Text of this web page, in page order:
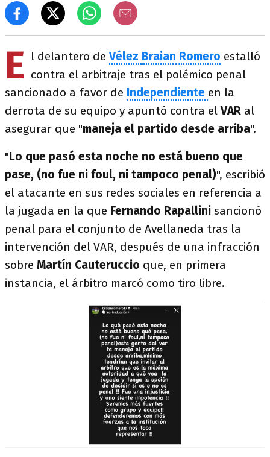
E l delantero deVélez Braian Romero estalló
contra el arbitraje tras el polémico penal
sancionado a favor de Independiente en la
derrota de su equipo y apuntó contra elVAR al
asegurar que "maneja el partido desde arriba".
"Lo que pasó esta noche no está bueno que
pase, (no fue ni foul, ni tampoco penal)", escribió
el atacante en sus redes sociales en referencia a
la jugada en la que Fernando Rapallini sancionó
penal para el conjunto de Avellaneda tras la
intervención del VAR, después de una infracción
sobre Martín Cauteruccio que, en primera
instancia, el árbitro marcó como tiro libre.